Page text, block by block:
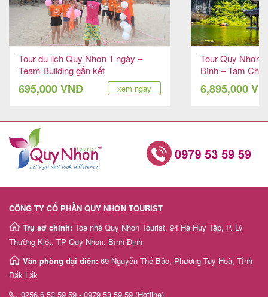
Tour du lịch Quy Nhơn 1 ngày –
Team Building gắn kết
695,000 VNĐ xem ngay
Tour Quy Nhơn
Bình – Tam
6 ngày 5 đêm
6,895,000
CÔNG TY CỔ PHẦN QUY NHƠN TOURIST
Trụ sở chính: Tòa nhà Quy Nhơn Tourist, 94 Hà Huy Tập, P. Lý
Thường Kiệt, TP Quy Nhơn, Bình Định
Văn phòng đại diện: 69 Nguyễn Thế Bảo, Phường Tuy Hoà, Tỉnh
Đắk Lắk
0256.6 53 59 59 - 0979 53 59 59 (Hotline)